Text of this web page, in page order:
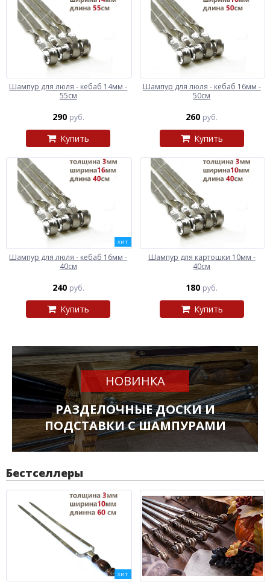
Шампур для люля - кебаб 14мм -
55см
290 руб.
Купить
Шампур для люля - кебаб 16мм -
50см
260 руб.
Купить
ХИТ
Шампур для люля - кебаб 16мм -
40см
240 руб.
Купить
Шампур для картошки 10мм -
40см
180 руб.
Купить
НОВИНКА
РАЗДЕЛОЧНЫЕ ДОСКИ И
ПОДСТАВКИ С ШАМПУРАМИ
Бестселлеры
ХИТ